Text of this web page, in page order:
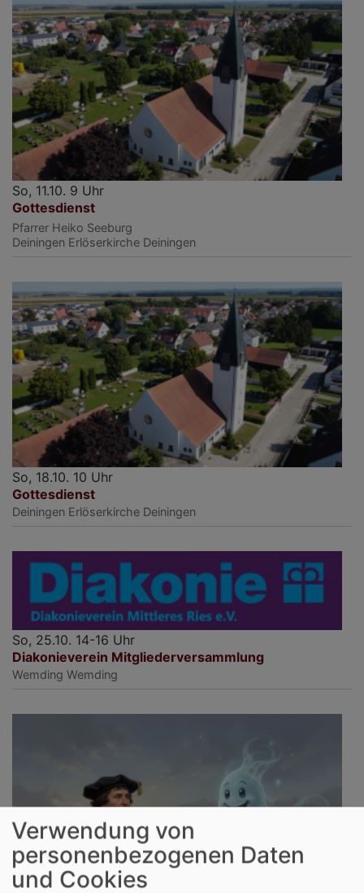
So, 11.10. 9 Uhr
Gottesdienst
Pfarrer Heiko Seeburg
Deiningen Erlöserkirche Deiningen
So, 18.10. 10 Uhr
Gottesdienst
Deiningen Erlöserkirche Deiningen
So, 25.10. 14-16 Uhr
Diakonieverein Mitgliederversammlung
Wemding Wemding
Verwendung von
personenbezogenen Daten
und Cookies